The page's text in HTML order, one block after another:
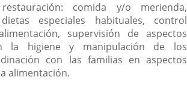
comida y/o merienda,
especiales habituales, control
supervisión de aspectos
la higiene y manipulación de los
con las familias en aspectos
alimentación.